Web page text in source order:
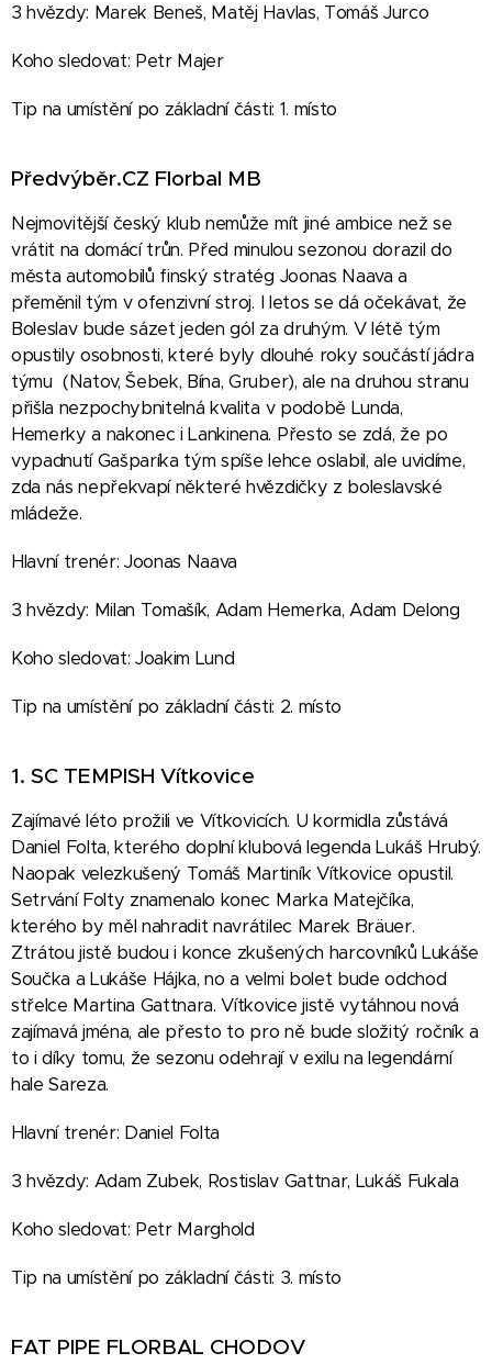
3 hvězdy: Marek Beneš, Matěj Havlas, Tomáš Jurco
Koho sledovat: Petr Majer
Tip na umístění po základní části: 1. místo
Předvýběr.CZ Florbal MB
Nejmovitější český klub nemůže mít jiné ambice než se
vrátit na domácí trůn. Před minulou sezonou dorazil do
města automobilů finský stratég Joonas Naava a
přeměnil tým v ofenzivní stroj. I letos se dá očekávat, že
Boleslav bude sázet jeden gól za druhým. V létě tým
opustily osobnosti, které byly dlouhé roky součástí jádra
týmu (Natov, Šebek, Bína, Gruber), ale na druhou stranu
přišla nezpochybnitelná kvalita v podobě Lunda,
Hemerky a nakonec i Lankinena. Přesto se zdá, že po
vypadnutí Gašparíka tým spíše lehce oslabil, ale uvidíme,
zda nás nepřekvapí některé hvězdičky z boleslavské
mládeže.
Hlavní trenér: Joonas Naava
3 hvězdy: Milan Tomašík, Adam Hemerka, Adam Delong
Koho sledovat: Joakim Lund
Tip na umístění po základní části: 2. místo
1. SC TEMPISH Vítkovice
Zajímavé léto prožili ve Vítkovicích. U kormidla zůstává
Daniel Folta, kterého doplní klubová legenda Lukáš Hrubý.
Naopak velezkušený Tomáš Martiník Vítkovice opustil.
Setrvání Folty znamenalo konec Marka Matejčíka,
kterého by měl nahradit navrátilec Marek Bräuer.
Ztrátou jistě budou i konce zkušených harcovníků Lukáše
Součka a Lukáše Hájka, no a velmi bolet bude odchod
střelce Martina Gattnara. Vítkovice jistě vytáhnou nová
zajímavá jména, ale přesto to pro ně bude složitý ročník a
to i díky tomu, že sezonu odehrají v exilu na legendární
hale Sareza.
Hlavní trenér: Daniel Folta
3 hvězdy: Adam Zubek, Rostislav Gattnar, Lukáš Fukala
Koho sledovat: Petr Marghold
Tip na umístění po základní části: 3. místo
FAT PIPE FLORBAL CHODOV